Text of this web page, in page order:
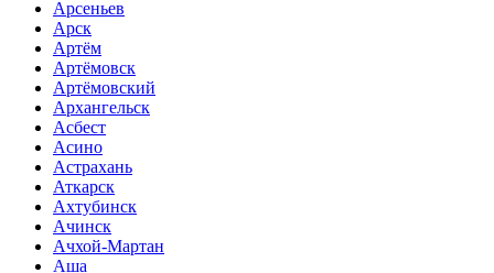
Арсеньев
Арск
Артём
Артёмовск
Артёмовский
Архангельск
Асбест
Асино
Астрахань
Аткарск
Ахтубинск
Ачинск
Ачхой-Мартан
Аша